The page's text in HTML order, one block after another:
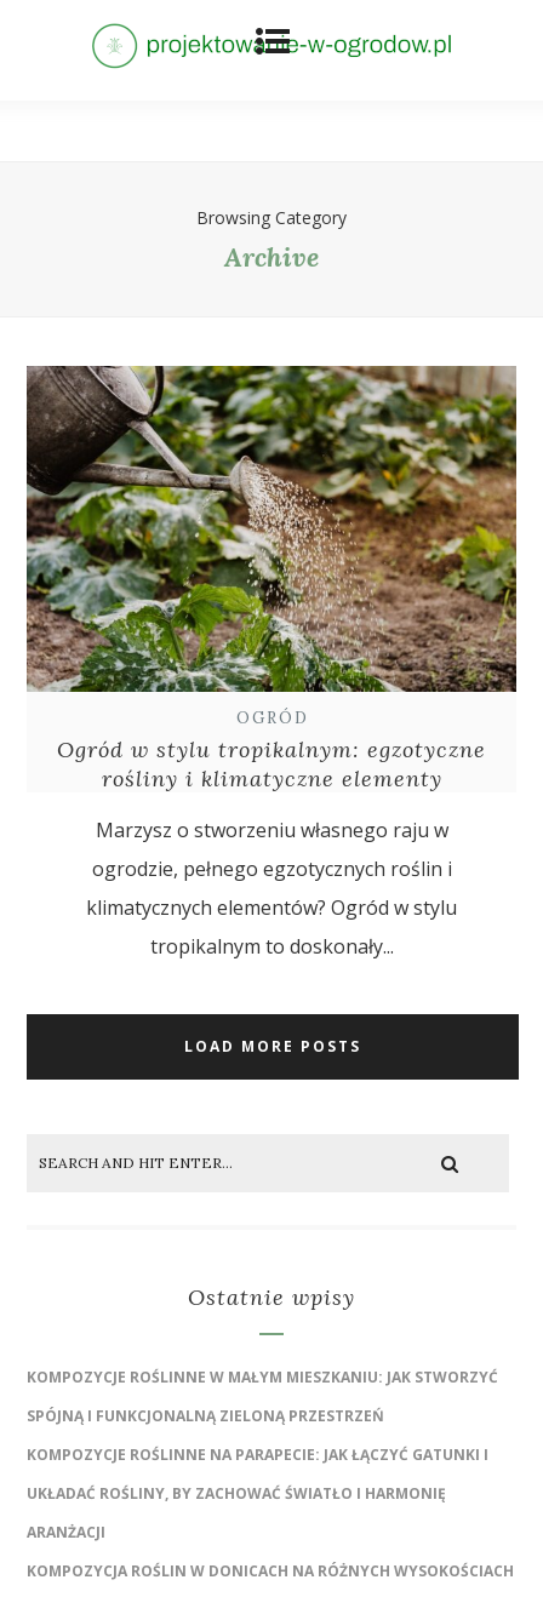
Browsing Category
Archive
OGRÓD
Ogród w stylu tropikalnym: egzotyczne
rośliny i klimatyczne elementy
Marzysz o stworzeniu własnego raju w
ogrodzie, pełnego egzotycznych roślin i
klimatycznych elementów? Ogród w stylu
tropikalnym to doskonały...
LOAD MORE POSTS
Ostatnie wpisy
KOMPOZYCJE ROŚLINNE W MAŁYM MIESZKANIU: JAK STWORZYĆ
SPÓJNĄ I FUNKCJONALNĄ ZIELONĄ PRZESTRZEŃ
KOMPOZYCJE ROŚLINNE NA PARAPECIE: JAK ŁĄCZYĆ GATUNKI I
UKŁADAĆ ROŚLINY, BY ZACHOWAĆ ŚWIATŁO I HARMONIĘ
ARANŻACJI
KOMPOZYCJA ROŚLIN W DONICACH NA RÓŻNYCH WYSOKOŚCIACH